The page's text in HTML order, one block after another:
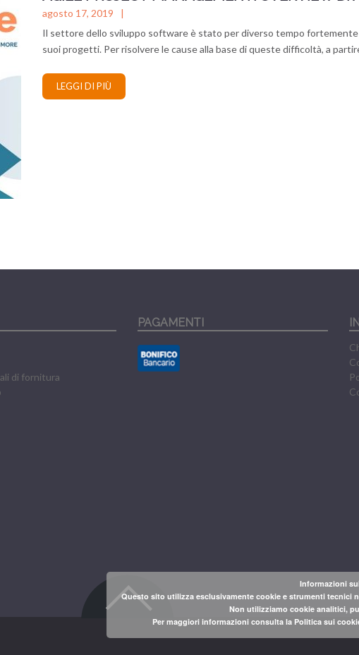
agosto 17, 2019
Il settore dello sviluppo software è stato per diverso tempo
suoi progetti. Per risolvere le cause alla base di queste difficoltà, a
LEGGI DI PIÙ
di fornitura
PAGAMENTI
Informazioni
Questo sito utilizza esclusivamente cookie e strumenti tecnici
Non utilizziamo cookie analitici,
Per maggiori informazioni consulta la Politica sui